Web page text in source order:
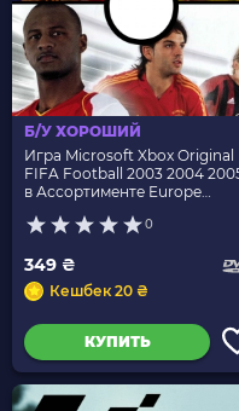
Б/У ХОРОШИЙ
Игра Microsoft Xbox Original
FIFA Football 2003 2004
в Ассортименте Europe
0
349 ₴
Кешбек 20 ₴
КУПИТЬ